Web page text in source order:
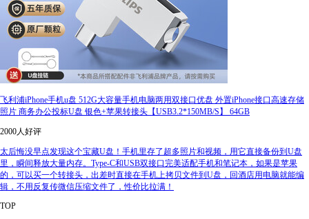
飞利浦iPhone手机u盘 512G大容量手机电脑两用双接口优盘 外置iPhone接口高速存储
照片 商务办公投标U盘 银色+苹果转接头【USB3.2*150MB/S】 64GB
2000人好评
太后悔没早点发现这个宝藏U盘！手机里存了超多照片和视频，用它直接备份到U盘
里，瞬间释放大量内存。Type-C和USB双接口完美适配手机和笔记本，如果是苹果
的，可以买一个转接头，出差时直接在手机上拷贝文件到U盘，回酒店用电脑就能编
辑，不用反复传微信压缩文件了，性价比拉满！
TOP